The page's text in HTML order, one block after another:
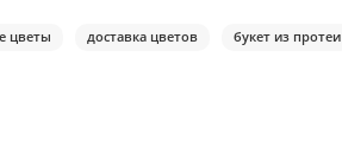
цветы доставка цветов букет из протеи